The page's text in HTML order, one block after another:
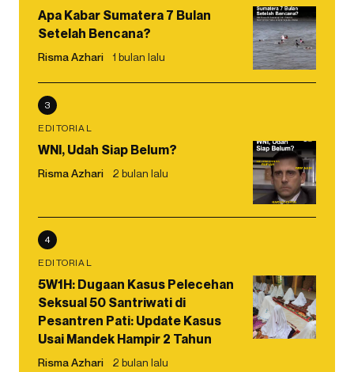
Apa Kabar Sumatera 7 Bulan
Setelah Bencana?
Risma Azhari 1 bulan lalu
3
EDITORIAL
WNI, Udah Siap Belum?
Risma Azhari 2 bulan lalu
4
EDITORIAL
5W1H: Dugaan Kasus Pelecehan
Seksual 50 Santriwati di
Pesantren Pati: Update Kasus
Usai Mandek Hampir 2 Tahun
Risma Azhari 2 bulan lalu